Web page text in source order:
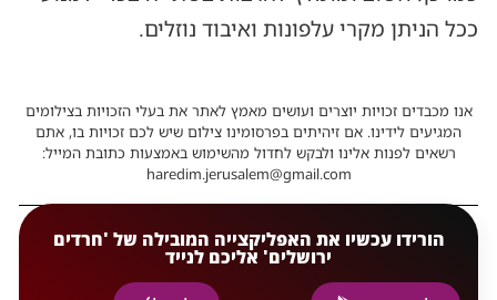
ככל הניתן מקרי עלפונות ואיבוד נוזלים.
אנו מכבדים זכויות יוצרים ועושים מאמץ לאתר את בעלי הזכויות בצילומים
המגיעים לידינו. אם זיהיתים בפרסומינו צילום שיש לכם זכויות בו, אתם
רשאים לפנות אלינו ולבקש לחדול מהשימוש באמצעות כתובת המייל:
haredim.jerusalem@gmail.com
הורידו עכשיו את האפליקצייה המובילה של 'חרדים
ירושלים' אליכם לנייד